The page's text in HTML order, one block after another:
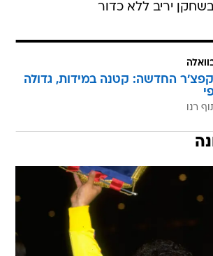
יריב ללא כדור
קפצ'ר החדשה: קטנה במידות, גדולה
רנו